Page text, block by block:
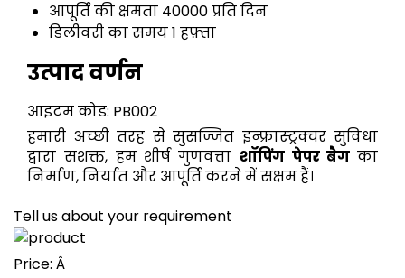
आपूर्ति की क्षमता 40000 प्रति दिन
डिलीवरी का समय1 हफ़्ता
उत्पाद वर्णन
आइटम कोड: PB002
हमारी अच्छी तरह से सुसज्जित इन्फ्रास्ट्रक्चर सुविधा
द्वारा सशक्त, हम शीर्ष गुणवत्ता शॉपिंग पेपर बैग का
निर्माण, निर्यात और आपूर्ति करने में सक्षम हैं।
Tell us about your requirement
Price: Â